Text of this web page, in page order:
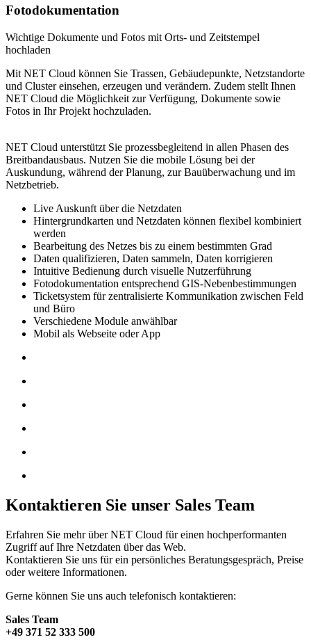
Foto­dokumentation
Wichtige Dokumente und Fotos mit Orts- und Zeitstempel
hochladen
Mit NET Cloud können Sie Trassen, Gebäude­punkte, Netz­standorte
und Clustereinsehen, erzeugen und verändern. Zudem stellt Ihnen
NET Cloud die Möglichkeit zur Verfügung, Dokumente sowie
Fotos in Ihr Projekt hoch­zuladen.
NET Cloud unterstützt Sie prozess­begleitend in allen Phasen des
Breit­band­aus­baus. Nutzen Sie die mobile Lösung bei der
Auskundung, während der Planung, zur Bau­überwachung und im
Netz­betrieb.
Live Auskunft über die Netzdaten
Hintergrundkarten und Netzdaten können flexibel kombiniert
werden
Bearbeitung des Netzes bis zu einem bestimmten Grad
Daten qualifizieren, Daten sammeln, Daten korrigieren
Intuitive Bedienung durch visuelle Nutzerführung
Fotodokumentation entsprechend GIS-Nebenbestimmungen
Ticketsystem für zentralisierte Kommunikation zwischen Feld
und Büro
Verschiedene Module anwählbar
Mobil als Webseite oder App
Kontaktieren Sie unser Sales Team
Erfahren Sie mehr über NET Cloud für einen hoch­performanten
Zugriff auf Ihre Netz­daten über das Web.
Kontaktieren Sie uns für ein persönliches Beratungsgespräch, Preise
oder weitere Informationen.
Gerne können Sie uns auch telefonisch kontaktieren:
Sales Team
+49 371 52 333 500